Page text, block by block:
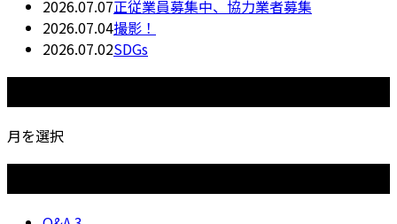
2026.07.07正従業員募集中、協力業者募集
2026.07.04撮影！
2026.07.02SDGs
月を選択